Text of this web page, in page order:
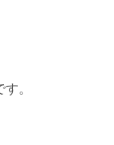
。